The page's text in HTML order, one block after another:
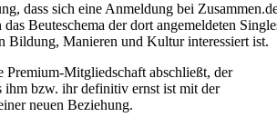
dass sich eine Anmeldung bei
Beuteschema der dort angemeldeten
Bildung, Manieren und Kultur interessiert ist.
Premium-Mitgliedschaft abschließt, der
ihm bzw. ihr definitiv ernst ist mit der
neuen Beziehung.